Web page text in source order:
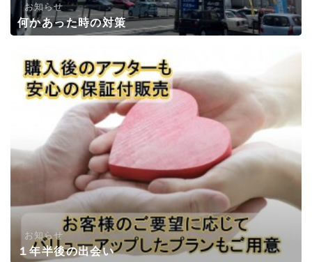
お知らせ
何かあった時の対策
お知らせ
１年半後の出会い